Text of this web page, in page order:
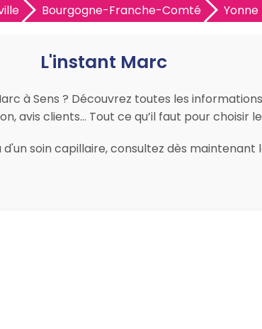
Bourgogne-Franche-Comté
L'instant Marc
à Sens ? Découvrez toutes les
avis clients… Tout ce qu’il faut pour choisir
soin capillaire, consultez dès